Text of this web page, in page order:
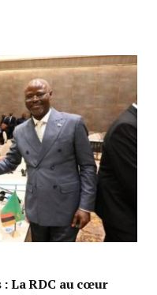
: La RDC au cœur